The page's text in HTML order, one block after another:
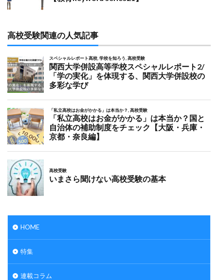
高校受験関連の人気記事
HOME
特集
連載コラム